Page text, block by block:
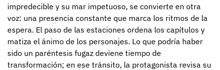
impredecible y su mar impetuoso, se convierte en otra
voz: una presencia constante que marca los ritmos de la
espera. El paso de las estaciones ordena los capítulos y
matiza el ánimo de los personajes. Lo que podría haber
sido un paréntesis fugaz deviene tiempo de
transformación; en ese tránsito, la protagonista revisa su